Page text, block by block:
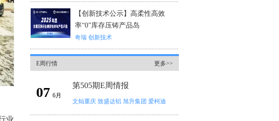
业
【创新技术公示】高柔性高效
率“0”库存压铸产品岛
奇瑞 创新技术
E周行情 更多>>
07 6月
第505期E周情报
文灿重庆 致盛达铝 旭升集团 爱柯迪